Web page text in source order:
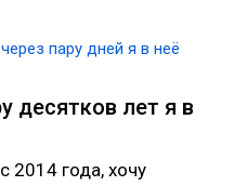
пару дней я в неё
десятков лет я в
2014 года, хочу